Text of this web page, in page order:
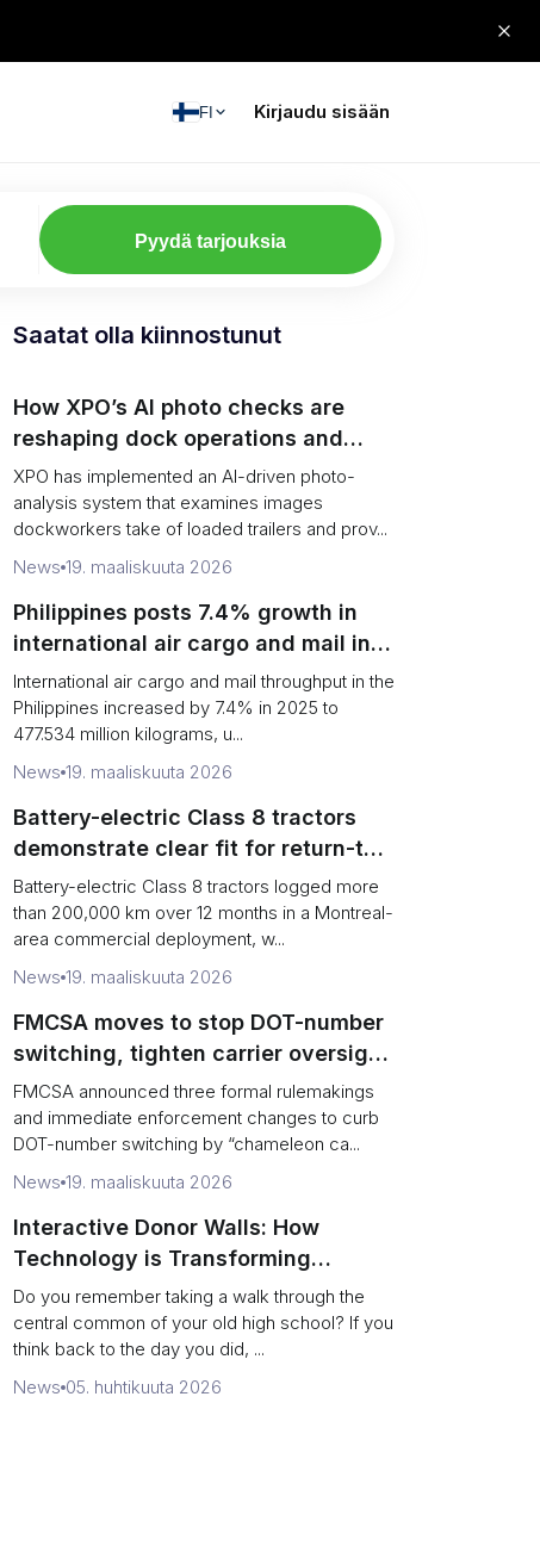
FI Kirjaudu sisään
Pyydä tarjouksia
Saatat olla kiinnostunut
How XPO’s AI photo checks are
reshaping dock operations and
service response
XPO has implemented an AI-driven photo-
analysis system that examines images
dockworkers take of loaded trailers and prov...
News 19. maaliskuuta 2026
Philippines posts 7.4% growth in
international air cargo and mail in
2025: carrier rankings and logistics
fallout
International air cargo and mail throughput in the
Philippines increased by 7.4% in 2025 to
477.534 million kilograms, u...
News 19. maaliskuuta 2026
Battery-electric Class 8 tractors
demonstrate clear fit for return-to-
base grocery distribution in Canada
Battery-electric Class 8 tractors logged more
than 200,000 km over 12 months in a Montreal-
area commercial deployment, w...
News 19. maaliskuuta 2026
FMCSA moves to stop DOT-number
switching, tighten carrier oversight
and boost road safety
FMCSA announced three formal rulemakings
and immediate enforcement changes to curb
DOT-number switching by “chameleon ca...
News 19. maaliskuuta 2026
Interactive Donor Walls: How
Technology is Transforming
Campus Philanthropy
Do you remember taking a walk through the
central common of your old high school? If you
think back to the day you did, ...
News 05. huhtikuuta 2026